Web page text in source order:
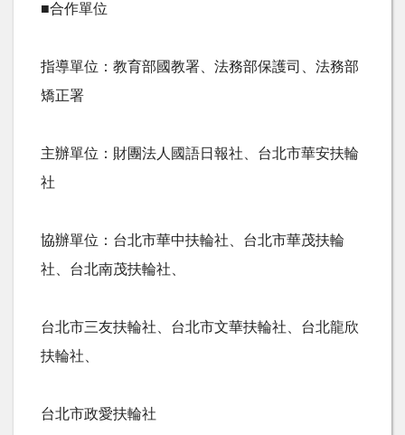
■合作單位
指導單位：教育部國教署、法務部保護司、法務部
矯正署
主辦單位：財團法人國語日報社、台北市華安扶輪
社
協辦單位：台北市華中扶輪社、台北市華茂扶輪
社、台北南茂扶輪社、
台北市三友扶輪社、台北市文華扶輪社、台北龍欣
扶輪社、
台北市政愛扶輪社